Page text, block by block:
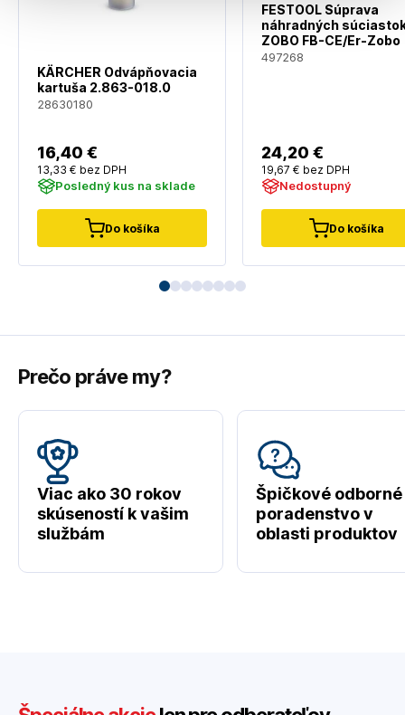
KÄRCHER Odvápňovacia
kartuša 2.863-018.0
28630180
16,40 €
13,33 € bez DPH
Posledný kus na sklade
Do košíka
FESTOOL Súprava
náhradných
ZOBO FB-CE/Er-Zobo
497268
24,20 €
19,67 € bez DPH
Nedostupný
Do košíka
Prečo práve my?
Viac ako 30 rokov
skúseností k vašim
službám
Špičkové odborné
poradenstvo v
oblasti produktov